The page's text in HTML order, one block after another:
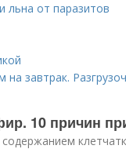
льна от паразитов
завтрак.
10 причин